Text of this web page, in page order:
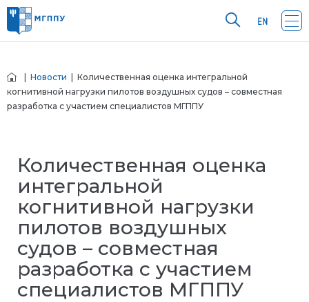
Новости | Количественная оценка интегральной
когнитивной нагрузки пилотов воздушных судов – совместная
разработка с участием специалистов МГППУ
Количественная оценка
интегральной
когнитивной нагрузки
пилотов воздушных
судов – совместная
разработка с участием
специалистов МГППУ